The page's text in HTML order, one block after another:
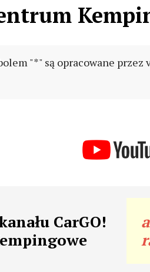
"*" są opracowane
CarGO!